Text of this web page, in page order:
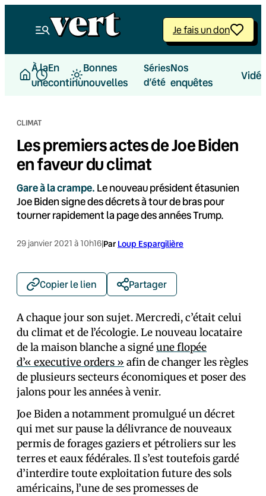
Je fais un don
À la
une
En
continu
Bonnes
nouvelles
Séries
d’été
Nos
enquêtes
CLIMAT
Les premiers actes de Joe Biden
en faveur du climat
Gare à la crampe. Le nouveau président étasunien
Joe Biden signe des décrets à tour de bras pour
tourner rapidement la page des années Trump.
29 janvier 2021 à 10h16|Par Loup Espargilière
Copier le lien Partager
A chaque jour son sujet. Mercredi, c’était celui
du climat et de l’écologie. Le nouveau locataire
de la maison blanche a signéune flopée
d’« executive orders » afin de changer les règles
de plusieurs secteurs économiques et poser des
jalons pour les années à venir.
Joe Biden a notamment promulgué un décret
qui met sur pause la délivrance de nouveaux
permis de forages gaziers et pétroliers sur les
terres et eaux fédérales. Il s’est toutefois gardé
d’interdire toute exploitation future des sols
américains, l’une de ses promesses de